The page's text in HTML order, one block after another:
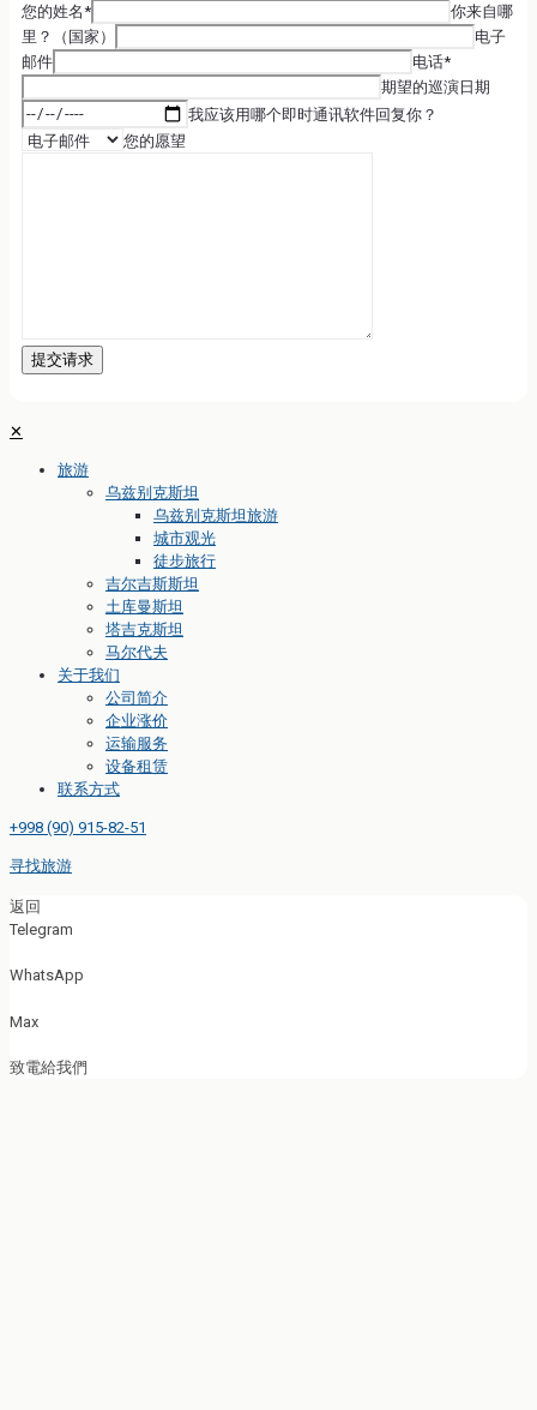
您的姓名*
你来自哪
里？（国家）
电子
邮件
电话*
期望的巡演日期
我应该用哪个即时通讯软件回复你？
您的愿望
✕
旅游
乌兹别克斯坦
乌兹别克斯坦旅游
城市观光
徒步旅行
吉尔吉斯斯坦
土库曼斯坦
塔吉克斯坦
马尔代夫
关于我们
公司简介
企业涨价
运输服务
设备租赁
联系方式
+998 (90) 915-82-51
寻找旅游
返回
Telegram
WhatsApp
Max
致電給我們